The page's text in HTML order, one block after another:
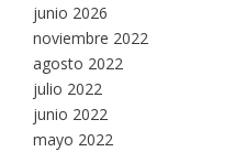
junio 2026
noviembre 2022
agosto 2022
julio 2022
junio 2022
mayo 2022